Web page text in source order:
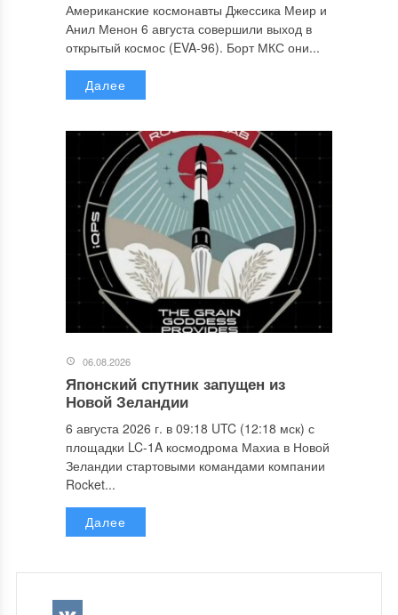
Американские космонавты Джессика Меир и
Анил Менон 6 августа совершили выход в
открытый космос (EVA-96). Борт МКС они...
Далее
06.08.2026
Японский спутник запущен из
Новой Зеландии
6 августа 2026 г. в 09:18 UTC (12:18 мск) с
площадки LC-1A космодрома Махиа в Новой
Зеландии стартовыми командами компании
Rocket...
Далее